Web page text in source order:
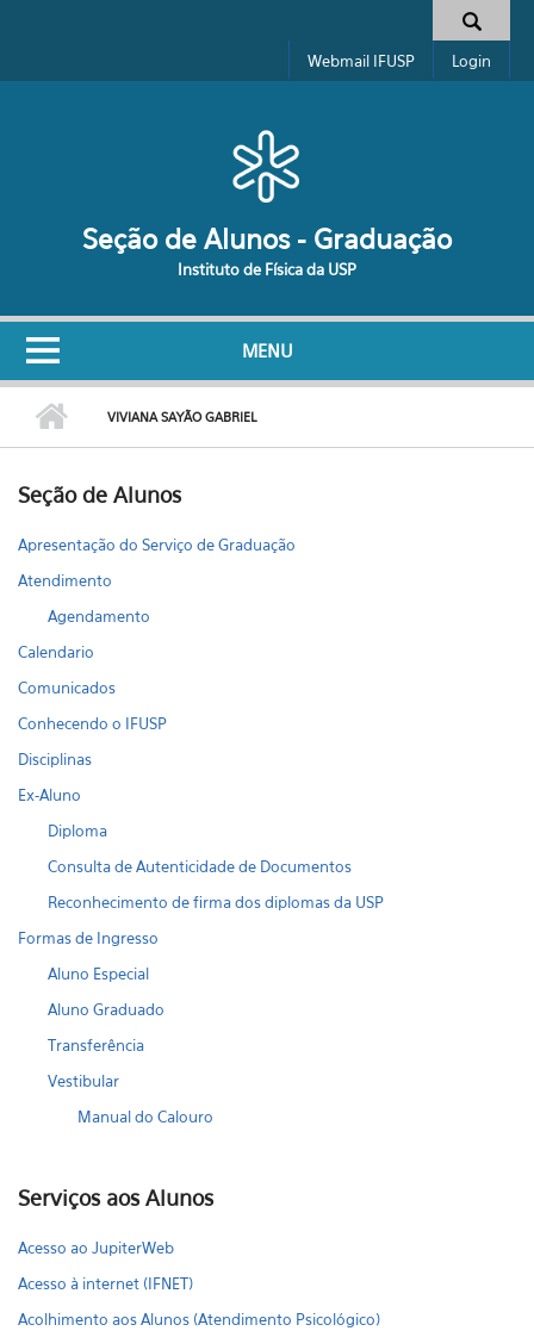
Formulário de busca
Webmail IFUSP Login
Seção de Alunos - Graduação
Instituto de Física da USP
MENU
VIVIANA SAYÃO GABRIEL
Seção de Alunos
Apresentação do Serviço de Graduação
Atendimento
Agendamento
Calendario
Comunicados
Conhecendo o IFUSP
Disciplinas
Ex-Aluno
Diploma
Consulta de Autenticidade de Documentos
Reconhecimento de firma dos diplomas da USP
Formas de Ingresso
Aluno Especial
Aluno Graduado
Transferência
Vestibular
Manual do Calouro
Serviços aos Alunos
Acesso ao JupiterWeb
Acesso à internet (IFNET)
Acolhimento aos Alunos (Atendimento Psicológico)